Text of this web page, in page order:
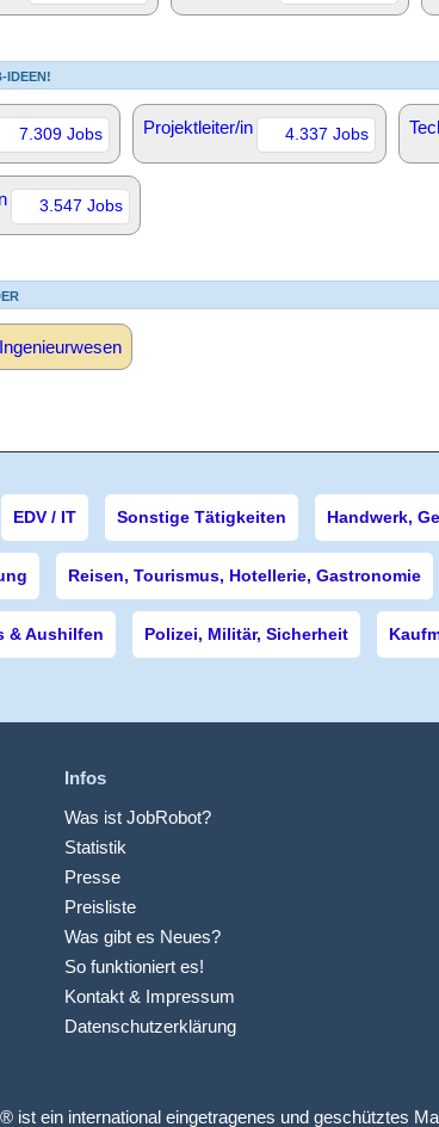
IDEEN!
7.309 Jobs Projektleiter/in 4.337 Jobs
3.547 Jobs
EDV / IT Sonstige Tätigkeiten Handwerk,
Reisen, Tourismus, Hotellerie, Gastronomie
& Aushilfen Polizei, Militär, Sicherheit
Infos
Was ist JobRobot?
Statistik
Presse
Preisliste
Was gibt es Neues?
So funktioniert es!
Kontakt & Impressum
Datenschutzerklärung
ist ein international eingetragenes und geschütztes